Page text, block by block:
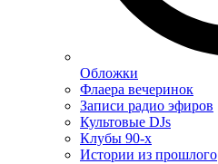
Обложки
Флаера вечеринок
Записи радио эфиров
Культовые DJs
Клубы 90-х
Истории из прошлого